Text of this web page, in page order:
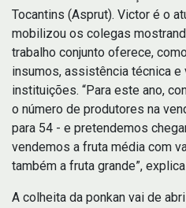
Tocantins (Asprut). Victor é o
mobilizou os colegas
trabalho conjunto oferece,
insumos, assistência técnica e
instituições. “Para este ano,
o número de produtores na
para 54 - e pretendemos
vendemos a fruta média com
também a fruta grande”,
A colheita da ponkan vai de